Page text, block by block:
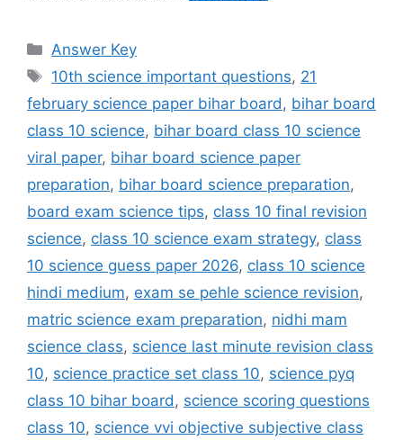
Categories
Answer Key
Tags
10th science important questions, 21
february science paper bihar board , bihar board
class 10 science, bihar board class 10 science
viral paper, bihar board science paper
preparation, bihar board science preparation,
board exam science tips, class 10 final revision
science, class 10 science exam strategy, class
10 science guess paper 2026, class 10 science
hindi medium, exam se pehle science revision,
matric science exam preparation, nidhi mam
science class, science last minute revision class
10, science practice set class 10, science pyq
class 10 bihar board , science scoring questions
class 10, science vvi objective subjective class